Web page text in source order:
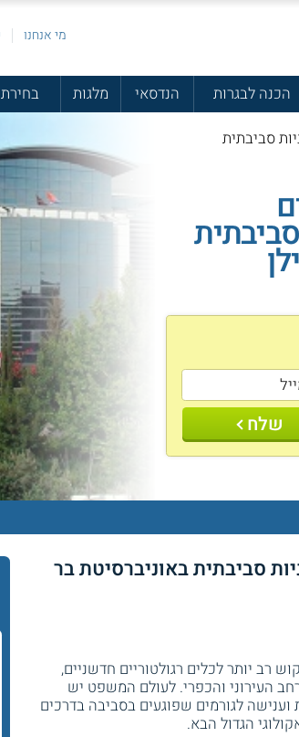
מי אנחנו
הכנה לבגרות הנדסאי מלגות
סביבתית
שלח
סביבתית באוניברסיטת בר
רב יותר לכלים רגולטוריים חדשניים,
העירוני והכפרי. לעולם המשפט יש
לגורמים שפוגעים בסביבה בדרכים
הגדול הבא.